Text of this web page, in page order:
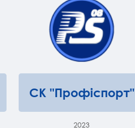
СК "Профіспорт"
2023